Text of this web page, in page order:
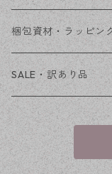
穴あき
穴なし
梱包資材・ラッピン
発送ボックス
アクセサリー台紙
OPP袋
SALE・訳あり品